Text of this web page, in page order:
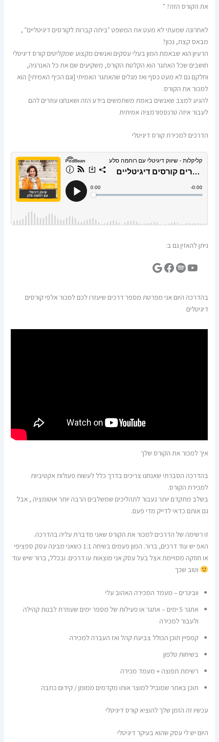
את הקורס הזה? "
לאחרונה שמעתי לא מעט את המשפט "ביתה קברות לקורסים דיגיטליים" ,
מבאס קצת, נכון?
הרעיון הוא שבאמת המון בעלי עסקים ואנשים מקצוע שמקליטים קורס דיגיטלי
חושבים שכל האתגר הוא הקלטת הקורס, משקיעים שם את כל האנרגיה,
וחלקם גם לא מעט כסף ואז מגלים שהאתגר האמיתי [וגם הכיף האמיתי] הוא
למכור את הקורס.
להגיע למצב שאנשים באמת משתמשים בידע הזה ושאנחנו עוזרים להם
לעבור איזה טרנספורמציה אמיתית
הדרכים למכירת קורס דיגיטלי
ניתן להאזין גם ב:
בהדרכה היום אני מפרטת מספר דרכים שיעזרו לכם למכור אלפי קורסים
דיגיטלים
איך למכור את הקורס שלך
בהדרכה הסברתי שאנחנו צריכים בדרך כלל לעשות פעולות אקטיביות
למכירת הקורס.
בשלב מתקדם יותר נעבור לתהליכים שמשלבים הרבה יותר אוטומציה , אבל
גם אותם כדאי לדייק מדי פעם.
זו רשימה של הדרכים למכור את הקורס שאני מדברת עליה בהדרכה.
האפ יש עוד דרכים, ברור. המון פעמים בשיחה 1:1 כשאני מבינה עסק ספציפי
או חוזקה מסויימת אצל בעל עסק אני מוצאות עו דרכים. ובכלל, ברור שיש עוד
וטוב שכך
וובינרים – מעמד המכירה האהוב עלי
אתגר 5 ימים – אתגר או פעילות של מספר ימים שעוזרת לבנות קהילה
ולעבור למכירה
קמפיין תוכן הכולל צביעת קהל ואז העברה למכירה
בשיחות טלפון
רשימת תפוצה + מעמד מכירה
תוכן באתר שמוביל למוצר אותו מקדמים ממומן / קידום כתבה
עכשיו זה הזמן שלך להוציא קורס דיגיטלי
היום יש לי עסק שהוא בעיקר דיגיטלי